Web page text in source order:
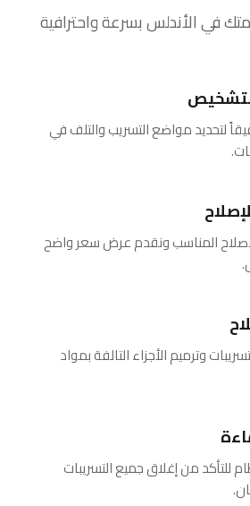
لتحديد مواضع التسريب والتلف في
المناسب ونقدم عرض سعر واضح
وترميم الأجزاء التالفة بمواد
للتأكد من إغلاق جميع التسريبات